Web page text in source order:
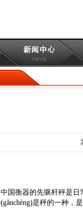
中国衡器的先驱杆秤是日
是秤的一种，